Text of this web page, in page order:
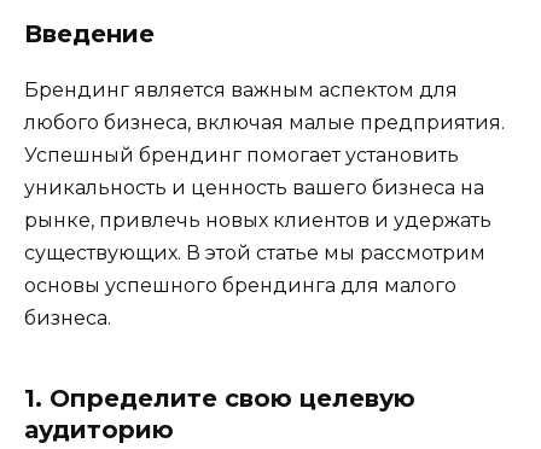
Введение
Брендинг является важным аспектом для
любого бизнеса, включая малые предприятия.
Успешный брендинг помогает установить
уникальность и ценность вашего бизнеса на
рынке, привлечь новых клиентов и удержать
существующих. В этой статье мы рассмотрим
основы успешного брендинга для малого
бизнеса.
1. Определите свою целевую
аудиторию